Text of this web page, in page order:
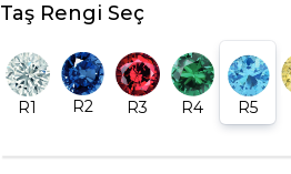
Taş Rengi Seç
R1 R2 R3 R4 R5